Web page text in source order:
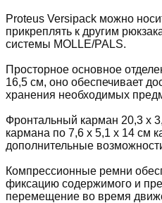
Proteus Versipack можно
прикреплять к другим
системы MOLLE/PALS.
Просторное основное
16,5 см, оно обеспечивает
хранения необходимых
Фронтальный карман 20,3 x
кармана по 7,6 x 5,1 x 14 см
дополнительные
Компрессионные ремни
фиксацию содержимого и
перемещение во время